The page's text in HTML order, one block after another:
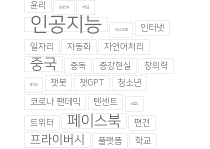
윤리
음성인식 이인준
인공지능 인스타그램
인터넷
일자리
자동화 자연어처리
중국 중독 증강현실 창의력
창의성 챗봇 챗GPT
청소년
코로나 팬데믹
텐센트 트럼프
트위터 페이스북 편견
프라이버시 플랫폼
학교